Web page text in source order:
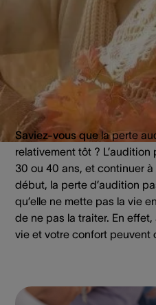
majorité des cas, la
Saviez-vous que la perte
relativement tôt ?
30 ou 40 ans, et continuer
début, la perte d’audition
qu’elle ne mette pas la vie
de ne pas la traiter. En
vie et votre confort peuvent